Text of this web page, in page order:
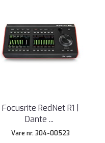
Focusrite RedNet R1 |
Dante ...
Vare nr. 304-00523